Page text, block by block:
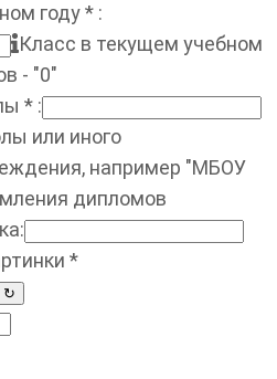
году* :
Класс в текущем учебном
- "0"
* :
или иного
например "МБОУ
дипломов
:
*
↻